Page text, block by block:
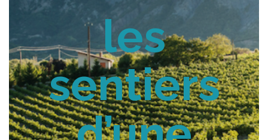
les
sentiers